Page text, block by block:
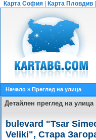
Карта София Карта Пловдив
Начало » Преглед на улица
Детайлен преглед на улица
bulevard "Tsar
Veliki", Стара